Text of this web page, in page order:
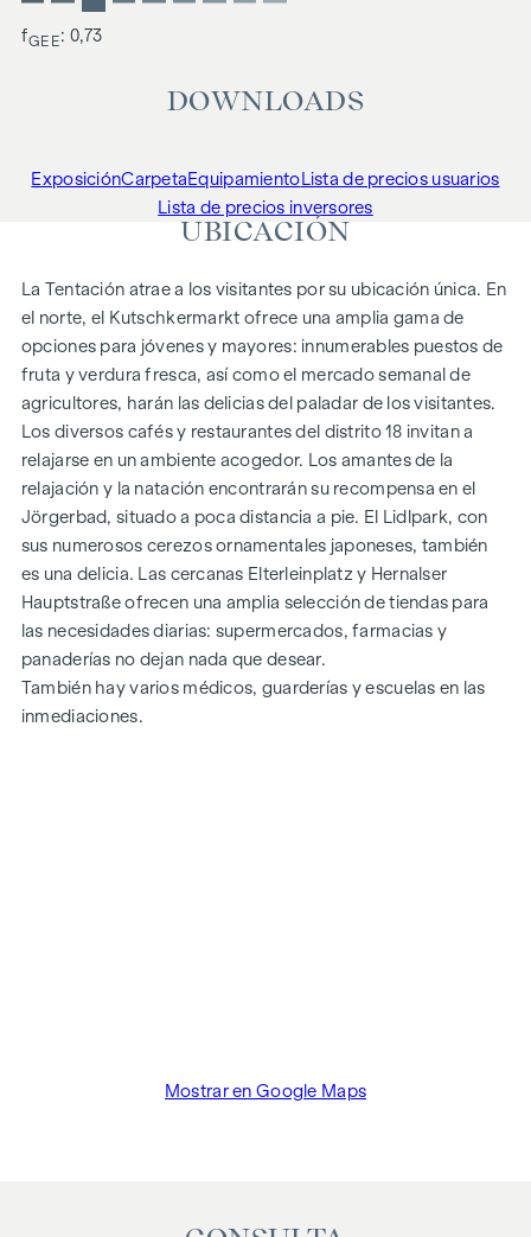
fGEE: 0,73
DOWNLOADS
ExposiciónCarpetaEquipamiento Lista de precios usuarios
Lista de precios inversores
UBICACIÓN
La Tentación atrae a los visitantes por su ubicación única. En
el norte, el Kutschkermarkt ofrece una amplia gama de
opciones para jóvenes y mayores: innumerables puestos de
fruta y verdura fresca, así como el mercado semanal de
agricultores, harán las delicias del paladar de los visitantes.
Los diversos cafés y restaurantes del distrito 18 invitan a
relajarse en un ambiente acogedor. Los amantes de la
relajación y la natación encontrarán su recompensa en el
Jörgerbad, situado a poca distancia a pie. El Lidlpark, con
sus numerosos cerezos ornamentales japoneses, también
es una delicia. Las cercanas Elterleinplatz y Hernalser
Hauptstraße ofrecen una amplia selección de tiendas para
las necesidades diarias: supermercados, farmacias y
panaderías no dejan nada que desear.
También hay varios médicos, guarderías y escuelas en las
inmediaciones.
Mostrar en Google Maps